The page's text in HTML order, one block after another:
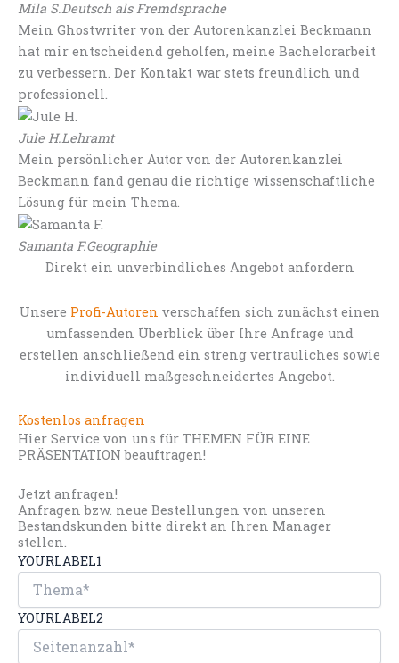
Mila S.Deutsch als Fremdsprache
Mein Ghostwriter von der Autorenkanzlei Beckmann
hat mir entscheidend geholfen, meine Bachelorarbeit
zu verbessern. Der Kontakt war stets freundlich und
professionell.
Jule H.Lehramt
Mein persönlicher Autor von der Autorenkanzlei
Beckmann fand genau die richtige wissenschaftliche
Lösung für mein Thema.
Samanta F.Geographie
Direkt ein unverbindliches Angebot anfordern
Unsere Profi-Autoren verschaffen sich zunächst einen
umfassenden Überblick über Ihre Anfrage und
erstellen anschließend ein streng vertrauliches sowie
individuell maßgeschneidertes Angebot.
Kostenlos anfragen
Hier Service von uns für THEMEN FÜR EINE
PRÄSENTATION beauftragen!
Jetzt anfragen!
Anfragen bzw. neue Bestellungen von unseren
Bestandskunden bitte direkt an Ihren Manager
stellen.
YOURLABEL1
YOURLABEL2